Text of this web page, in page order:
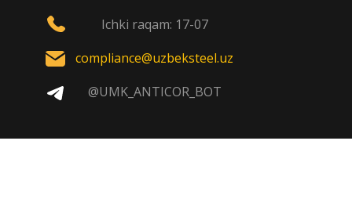
Ichki raqam: 17-07
compliance@uzbeksteel.uz
@UMK_ANTICOR_BOT